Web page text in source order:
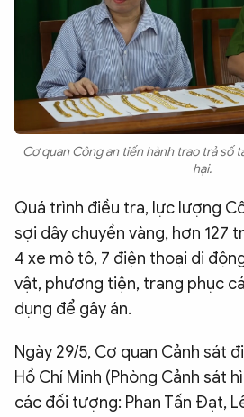
Cơ quan Công an tiến hành trao trả số
hại.
Quá trình điều tra, lực lượng
sợi dây chuyền vàng, hơn 127
4 xe mô tô, 7 điện thoại di
vật, phương tiện, trang phục
dụng để gây án.
Ngày 29/5, Cơ quan Cảnh sát
Hồ Chí Minh (Phòng Cảnh sát
các đối tượng: Phan Tấn Đạt,